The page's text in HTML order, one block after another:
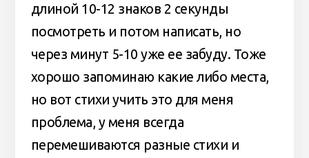
длиной 10-12 знаков 2 секунды
посмотреть и потом написать, но
через минут 5-10 уже ее забуду. Тоже
хорошо запоминаю какие либо места,
но вот стихи учить это для меня
проблема, у меня всегда
перемешиваются разные стихи и